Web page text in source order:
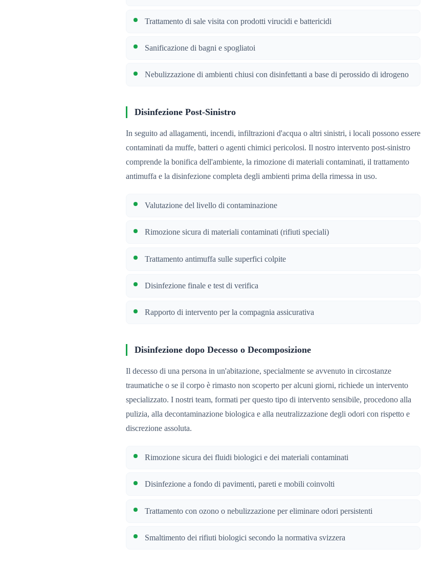
Trattamento di sale visita con prodotti virucidi e battericidi
Sanificazione di bagni e spogliatoi
Nebulizzazione di ambienti chiusi con disinfettanti a base di perossido di idrogeno
Disinfezione Post-Sinistro
In seguito ad allagamenti, incendi, infiltrazioni d'acqua o altri sinistri, i locali possono essere
contaminati da muffe, batteri o agenti chimici pericolosi. Il nostro intervento post-sinistro
comprende la bonifica dell'ambiente, la rimozione di materiali contaminati, il trattamento
antimuffa e la disinfezione completa degli ambienti prima della rimessa in uso.
Valutazione del livello di contaminazione
Rimozione sicura di materiali contaminati (rifiuti speciali)
Trattamento antimuffa sulle superfici colpite
Disinfezione finale e test di verifica
Rapporto di intervento per la compagnia assicurativa
Disinfezione dopo Decesso o Decomposizione
Il decesso di una persona in un'abitazione, specialmente se avvenuto in circostanze
traumatiche o se il corpo è rimasto non scoperto per alcuni giorni, richiede un intervento
specializzato. I nostri team, formati per questo tipo di intervento sensibile, procedono alla
pulizia, alla decontaminazione biologica e alla neutralizzazione degli odori con rispetto e
discrezione assoluta.
Rimozione sicura dei fluidi biologici e dei materiali contaminati
Disinfezione a fondo di pavimenti, pareti e mobili coinvolti
Trattamento con ozono o nebulizzazione per eliminare odori persistenti
Smaltimento dei rifiuti biologici secondo la normativa svizzera